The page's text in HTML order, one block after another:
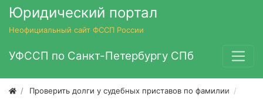
Юридический портал
Неофициальный сайт ФССП России
УФССП по Санкт-Петербургу СПб
Проверить долги у судебных приставов по фамилии